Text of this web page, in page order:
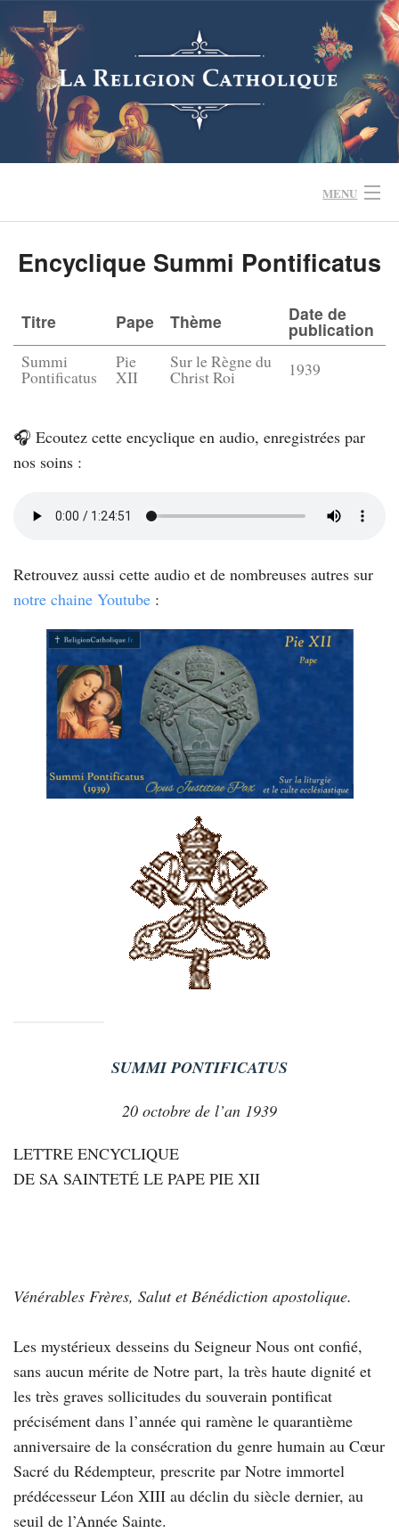
content
MENU
QUESTIONS FRÉQUENTES
CRISE DE L’EGLISE
BIBLIOTHÈQUE (TEXTE 📚 ET AUDIO 🎧)
QUI SOMMES-NOUS ?
ANNONCES 🔒
Encyclique Summi Pontificatus
Titre Pape Thème Date de
publication
Summi
Pontificatus
Pie
XII
Sur le Règne du
Christ Roi 1939
🎧 Ecoutez cette encyclique en audio, enregistrées par
nos soins :
Retrouvez aussi cette audio et de nombreuses autres sur
notre chaine Youtube :
SUMMI PONTIFICATUS
20 octobre de l’an 1939
LETTRE ENCYCLIQUE
DE SA SAINTETÉ LE PAPE PIE XII
Vénérables Frères, Salut et Bénédiction apostolique.
Les mystérieux desseins du Seigneur Nous ont confié,
sans aucun mérite de Notre part, la très haute dignité et
les très graves sollicitudes du souverain pontificat
précisément dans l’année qui ramène le quarantième
anniversaire de la consécration du genre humain au Cœur
Sacré du Rédempteur, prescrite par Notre immortel
prédécesseur Léon XIII au déclin du siècle dernier, au
seuil de l’Année Sainte.